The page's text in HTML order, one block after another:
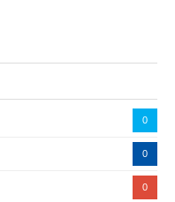
0
0
0